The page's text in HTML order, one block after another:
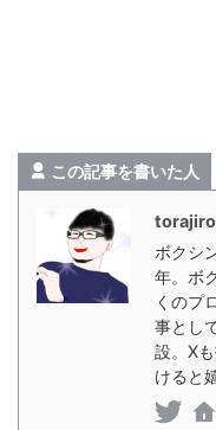
この記事を書いた人
torajiro
ボクシ
年。ボ
くのプ
事とし
設。X
けると